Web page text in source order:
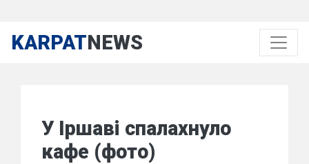
KARPATNEWS
У Іршаві спалахнуло
кафе (фото)